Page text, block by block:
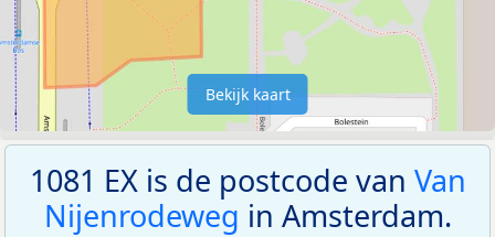
Bekijk kaart
1081 EX is de postcode van Van
Nijenrodeweg in Amsterdam.